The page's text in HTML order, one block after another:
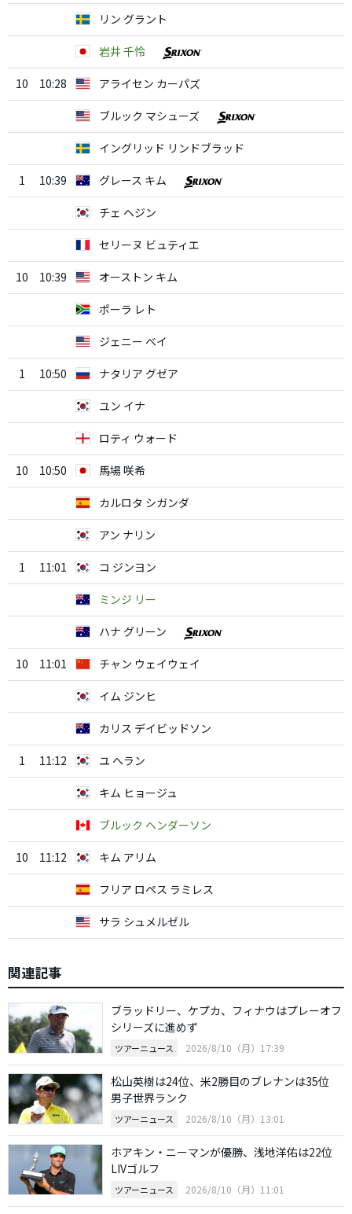
リン グラント
岩井 千怜
10 10:28 アライセン カーパズ
ブルック マシューズ
イングリッド リンドブラッド
1 10:39 グレース キム
チェ ヘジン
セリーヌ ビュティエ
10 10:39 オーストン キム
ポーラ レト
ジェニー ベイ
1 10:50 ナタリア グゼア
ユン イナ
ロティ ウォード
10 10:50 馬場 咲希
カルロタ シガンダ
アン ナリン
1 11:01 コ ジンヨン
ミンジ リー
ハナ グリーン
10 11:01 チャン ウェイウェイ
イム ジンヒ
カリス デイビッドソン
1 11:12 ユ へラン
キム ヒョージュ
ブルック ヘンダーソン
10 11:12 キム アリム
フリア ロペス ラミレス
サラ シュメルゼル
関連記事
ブラッドリー、ケプカ、フィナウはプレーオフ
シリーズに進めず
ツアーニュース 2026/8/10（月）17:39
松山英樹は24位、米2勝目のブレナンは35位
男子世界ランク
ツアーニュース 2026/8/10（月）13:01
ホアキン・ニーマンが優勝、浅地洋佑は22位
LIVゴルフ
ツアーニュース 2026/8/10（月）11:01